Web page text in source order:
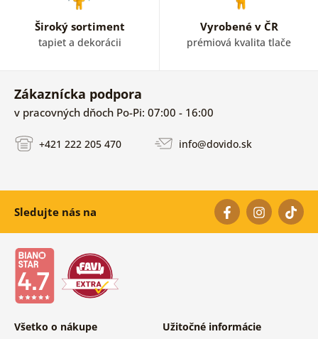
Široký sortiment
tapiet a dekorácii
Vyrobené v ČR
prémiová kvalita tlače
Zákaznícka podpora
v pracovných dňoch Po-Pi: 07:00 - 16:00
+421 222 205 470 info@dovido.sk
Sledujte nás na
Všetko o nákupe Užitočné informácie